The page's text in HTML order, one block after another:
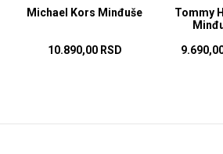
Michael Kors Minđuše
10.890,00 RSD
Tommy